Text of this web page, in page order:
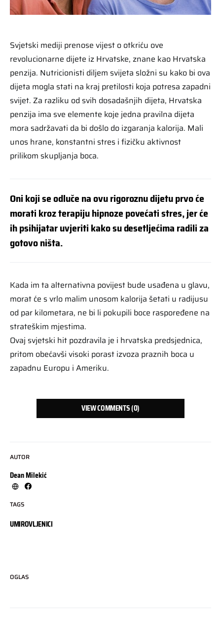
AUTOR
Dean Milekić
TAGS
UMIROVLJENICI
Svjetski mediji prenose vijest o otkriću ove
revolucionarne dijete iz Hrvatske, znane kao Hrvatska
penzija. Nutricionisti diljem svijeta složni su kako bi ova
dijeta mogla stati na kraj pretilosti koja potresa zapadni
svijet. Za razliku od svih dosadašnjih dijeta, Hrvatska
penzija ima sve elemente koje jedna pravilna dijeta
mora sadržavati da bi došlo do izgaranja kalorija. Mali
unos hrane, konstantni stres i fizičku aktivnost
prilikom skupljanja boca.
Oni koji se odluče na ovu rigoroznu dijetu prvo će
morati kroz terapiju hipnoze povećati stres, jer će
ih psihijatar uvjeriti kako su desetljećima radili za
gotovo ništa.
Kada im ta alternativna povijest bude usađena u glavu,
morat će s vrlo malim unosom kalorija šetati u radijusu
od par kilometara, ne bi li pokupili boce raspoređene na
strateškim mjestima.
Ovaj svjetski hit pozdravila je i hrvatska predsjednica,
pritom obećavši visoki porast izvoza praznih boca u
zapadnu Europu i Ameriku.
VIEW COMMENTS (0)
OGLAS